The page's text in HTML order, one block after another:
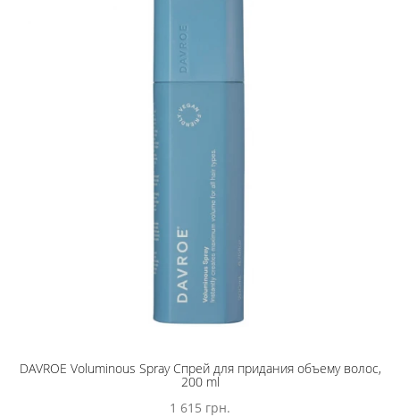
DAVROE Voluminous Spray Спрей для придания объему волос,
200 ml
1 615 грн.